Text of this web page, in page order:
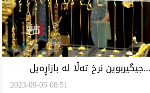
نرخ تەڵا لە بازاڕەیل
2023-09-05 08:51